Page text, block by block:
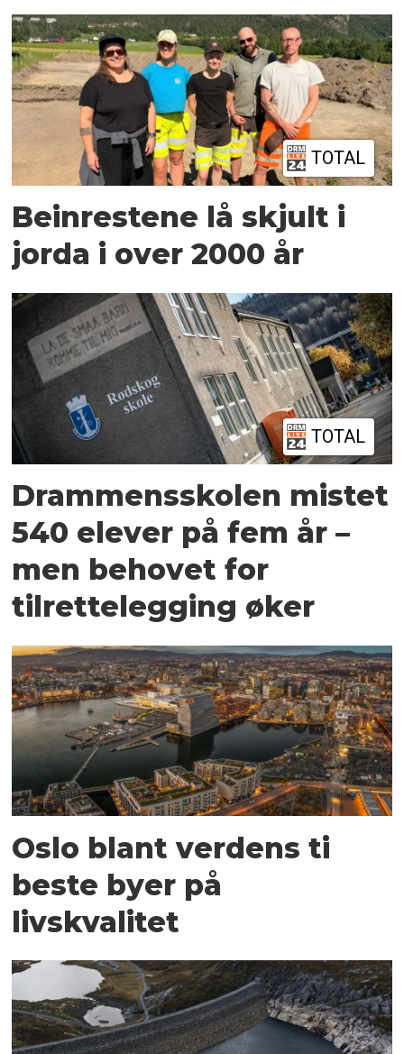
TOTAL
Beinrestene lå skjult i
jorda i over 2000 år
TOTAL
Drammensskolen mistet
540 elever på fem år –
men behovet for
tilrettelegging øker
Oslo blant verdens ti
beste byer på
livskvalitet